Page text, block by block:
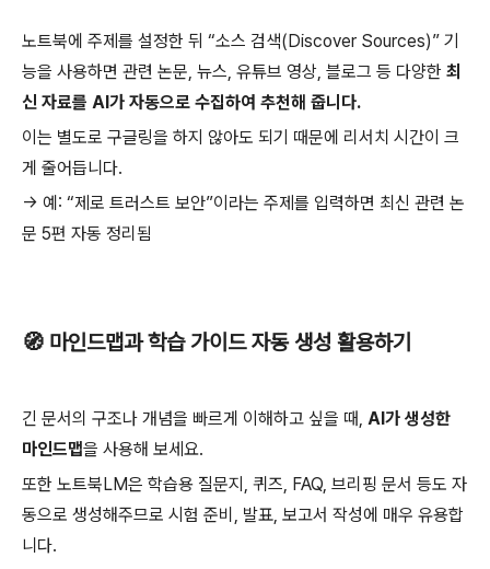
노트북에 주제를 설정한 뒤 “소스 검색(Discover Sources)” 기
능을 사용하면 관련 논문, 뉴스, 유튜브 영상, 블로그 등 다양한 최
신 자료를 AI가 자동으로 수집하여 추천해 줍니다.
이는 별도로 구글링을 하지 않아도 되기 때문에 리서치 시간이 크
게 줄어듭니다.
→ 예: “제로 트러스트 보안”이라는 주제를 입력하면 최신 관련 논
문 5편 자동 정리됨
🧭 마인드맵과 학습 가이드 자동 생성 활용하기
긴 문서의 구조나 개념을 빠르게 이해하고 싶을 때, AI가 생성한
마인드맵을 사용해 보세요.
또한 노트북LM은 학습용 질문지, 퀴즈, FAQ, 브리핑 문서 등도 자
동으로 생성해주므로 시험 준비, 발표, 보고서 작성에 매우 유용합
니다.